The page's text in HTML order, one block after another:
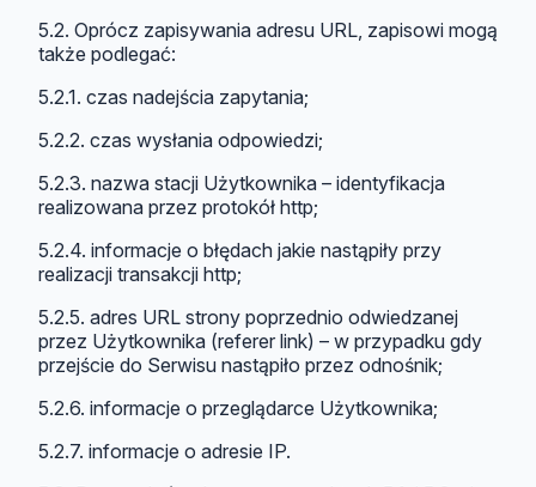
5.2. Oprócz zapisywania adresu URL, zapisowi mogą
także podlegać:
5.2.1. czas nadejścia zapytania;
5.2.2. czas wysłania odpowiedzi;
5.2.3. nazwa stacji Użytkownika – identyfikacja
realizowana przez protokół http;
5.2.4. informacje o błędach jakie nastąpiły przy
realizacji transakcji http;
5.2.5. adres URL strony poprzednio odwiedzanej
przez Użytkownika (referer link) – w przypadku gdy
przejście do Serwisu nastąpiło przez odnośnik;
5.2.6. informacje o przeglądarce Użytkownika;
5.2.7. informacje o adresie IP.